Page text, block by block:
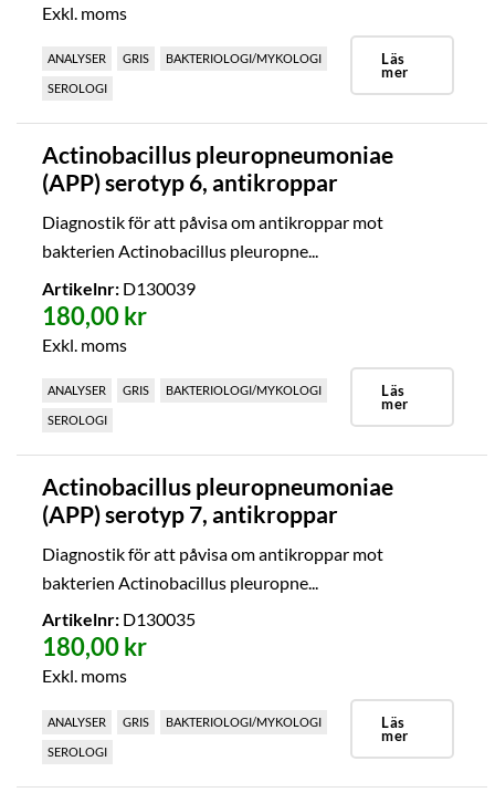
Exkl. moms
ANALYSER GRIS BAKTERIOLOGI/MYKOLOGI
SEROLOGI
Läs
mer
Actinobacillus pleuropneumoniae
(APP) serotyp 6, antikroppar
Diagnostik för att påvisa om antikroppar mot
bakterien Actinobacillus pleuropne...
Artikelnr:D130039
180,00 kr
Exkl. moms
ANALYSER GRIS BAKTERIOLOGI/MYKOLOGI
SEROLOGI
Läs
mer
Actinobacillus pleuropneumoniae
(APP) serotyp 7, antikroppar
Diagnostik för att påvisa om antikroppar mot
bakterien Actinobacillus pleuropne...
Artikelnr:D130035
180,00 kr
Exkl. moms
ANALYSER GRIS BAKTERIOLOGI/MYKOLOGI
SEROLOGI
Läs
mer